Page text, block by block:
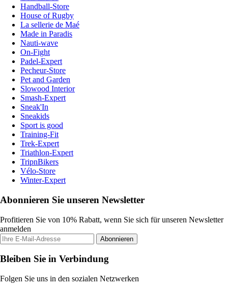
Handball-Store
House of Rugby
La sellerie de Maé
Made in Paradis
Nauti-wave
On-Fight
Padel-Expert
Pecheur-Store
Pet and Garden
Slowood Interior
Smash-Expert
Sneak'In
Sneakids
Sport is good
Training-Fit
Trek-Expert
Triathlon-Expert
TripnBikers
Vélo-Store
Winter-Expert
Abonnieren Sie unseren Newsletter
Profitieren Sie von 10% Rabatt, wenn Sie sich für unseren Newsletter
anmelden
Abonnieren
Bleiben Sie in Verbindung
Folgen Sie uns in den sozialen Netzwerken